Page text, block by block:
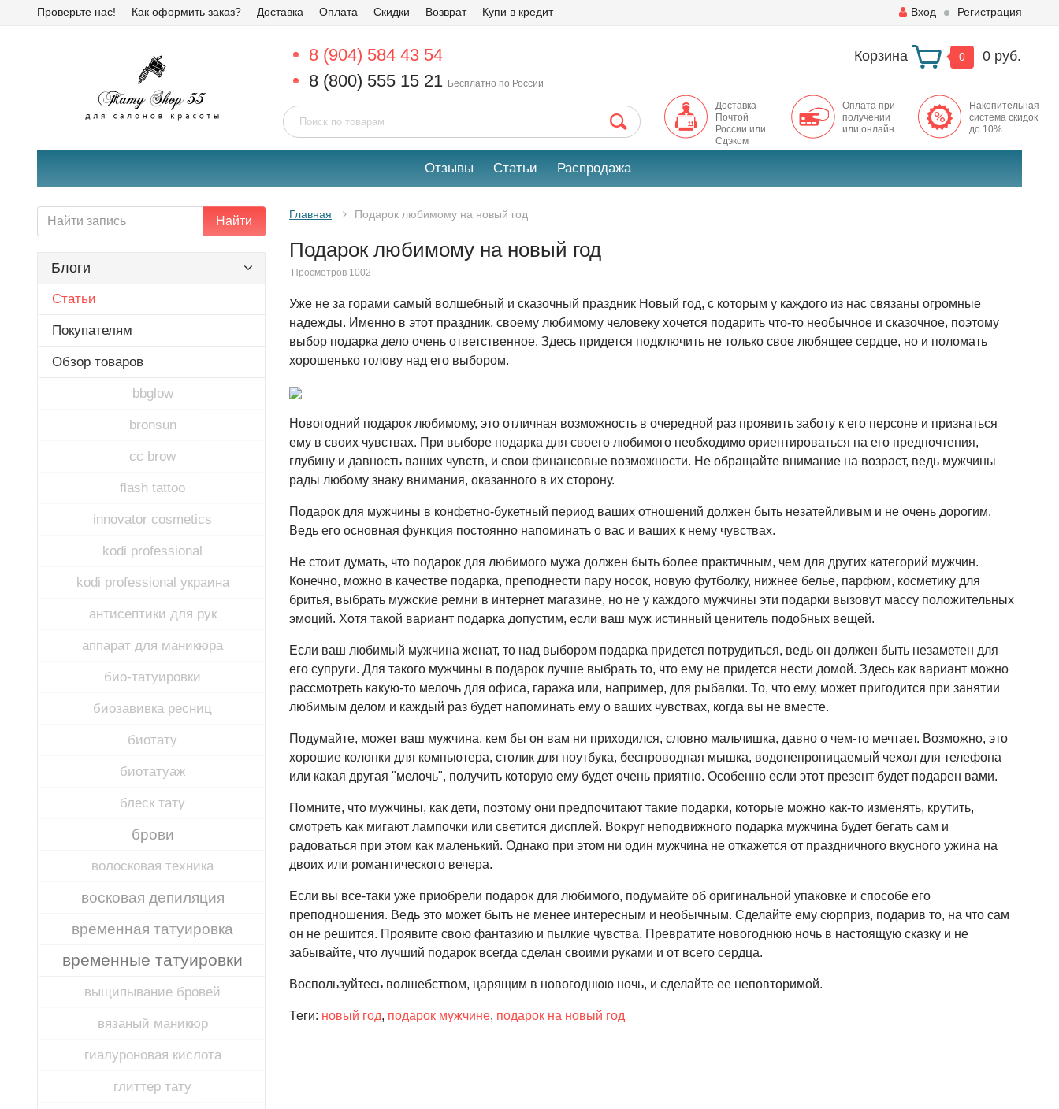
Проверьте нас! Как оформить заказ? Доставка Оплата Скидки Возврат Купи в кредит Вход Регистрация
8 (904) 584 43 54
8 (800) 555 15 21 Бесплатно по России
Корзина 0 0 руб.
Доставка
Почтой
России или
Сдэком
Оплата при
получении
или онлайн
Накопительная
система скидок
до 10%
Отзывы Статьи Распродажа
Найти
Блоги
Статьи
Покупателям
Обзор товаров
bbglow
bronsun
cc brow
flash tattoo
innovator cosmetics
kodi professional
kodi professional украина
антисептики для рук
аппарат для маникюра
био-татуировки
биозавивка ресниц
биотату
биотатуаж
блеск тату
брови
волосковая техника
восковая депиляция
временная татуировка
временные татуировки
выщипывание бровей
вязаный маникюр
гиалуроновая кислота
глиттер тату
Главная Подарок любимому на новый год
Подарок любимому на новый год
Просмотров 1002
Уже не за горами самый волшебный и сказочный праздник Новый год, с которым у каждого из нас связаны огромные
надежды. Именно в этот праздник, своему любимому человеку хочется подарить что-то необычное и сказочное, поэтому
выбор подарка дело очень ответственное. Здесь придется подключить не только свое любящее сердце, но и поломать
хорошенько голову над его выбором.
Новогодний подарок любимому, это отличная возможность в очередной раз проявить заботу к его персоне и признаться
ему в своих чувствах. При выборе подарка для своего любимого необходимо ориентироваться на его предпочтения,
глубину и давность ваших чувств, и свои финансовые возможности. Не обращайте внимание на возраст, ведь мужчины
рады любому знаку внимания, оказанного в их сторону.
Подарок для мужчины в конфетно-букетный период ваших отношений должен быть незатейливым и не очень дорогим.
Ведь его основная функция постоянно напоминать о вас и ваших к нему чувствах.
Не стоит думать, что подарок для любимого мужа должен быть более практичным, чем для других категорий мужчин.
Конечно, можно в качестве подарка, преподнести пару носок, новую футболку, нижнее белье, парфюм, косметику для
бритья, выбрать мужские ремни в интернет магазине, но не у каждого мужчины эти подарки вызовут массу положительных
эмоций. Хотя такой вариант подарка допустим, если ваш муж истинный ценитель подобных вещей.
Если ваш любимый мужчина женат, то над выбором подарка придется потрудиться, ведь он должен быть незаметен для
его супруги. Для такого мужчины в подарок лучше выбрать то, что ему не придется нести домой. Здесь как вариант можно
рассмотреть какую-то мелочь для офиса, гаража или, например, для рыбалки. То, что ему, может пригодится при занятии
любимым делом и каждый раз будет напоминать ему о ваших чувствах, когда вы не вместе.
Подумайте, может ваш мужчина, кем бы он вам ни приходился, словно мальчишка, давно о чем-то мечтает. Возможно, это
хорошие колонки для компьютера, столик для ноутбука, беспроводная мышка, водонепроницаемый чехол для телефона
или какая другая "мелочь", получить которую ему будет очень приятно. Особенно если этот презент будет подарен вами.
Помните, что мужчины, как дети, поэтому они предпочитают такие подарки, которые можно как-то изменять, крутить,
смотреть как мигают лампочки или светится дисплей. Вокруг неподвижного подарка мужчина будет бегать сам и
радоваться при этом как маленький. Однако при этом ни один мужчина не откажется от праздничного вкусного ужина на
двоих или романтического вечера.
Если вы все-таки уже приобрели подарок для любимого, подумайте об оригинальной упаковке и способе его
преподношения. Ведь это может быть не менее интересным и необычным. Сделайте ему сюрприз, подарив то, на что сам
он не решится. Проявите свою фантазию и пылкие чувства. Превратите новогоднюю ночь в настоящую сказку и не
забывайте, что лучший подарок всегда сделан своими руками и от всего сердца.
Воспользуйтесь волшебством, царящим в новогоднюю ночь, и сделайте ее неповторимой.
Теги: новый год, подарок мужчине, подарок на новый год